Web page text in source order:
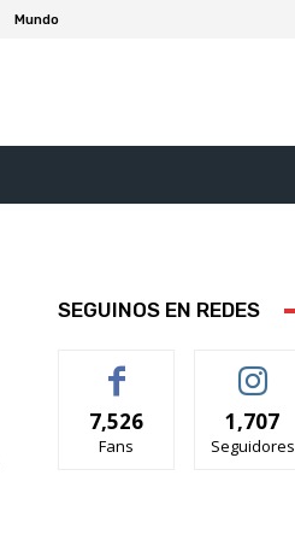
Mundo
SEGUINOS EN REDES
7,526
Fans
1,707
Seguidores